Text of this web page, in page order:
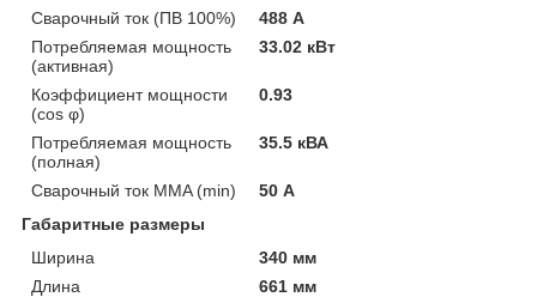
Сварочный ток (ПВ 100%)
488 А
Потребляемая мощность
(активная)
33.02 кВт
Коэффициент мощности
(cos φ)
0.93
Потребляемая мощность
(полная)
35.5 кВА
Сварочный ток MMA (min)
50 А
Габаритные размеры
Ширина
340 мм
Длина
661 мм